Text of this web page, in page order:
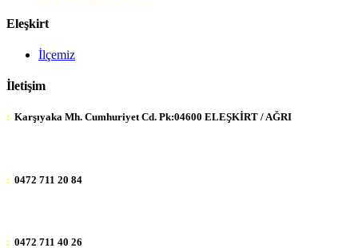
Eleşkirt
İlçemiz
İletişim
: Karşıyaka Mh. Cumhuriyet Cd. Pk:04600 ELEŞKİRT / AĞRI
: 0472 711 20 84
: 0472 711 40 26